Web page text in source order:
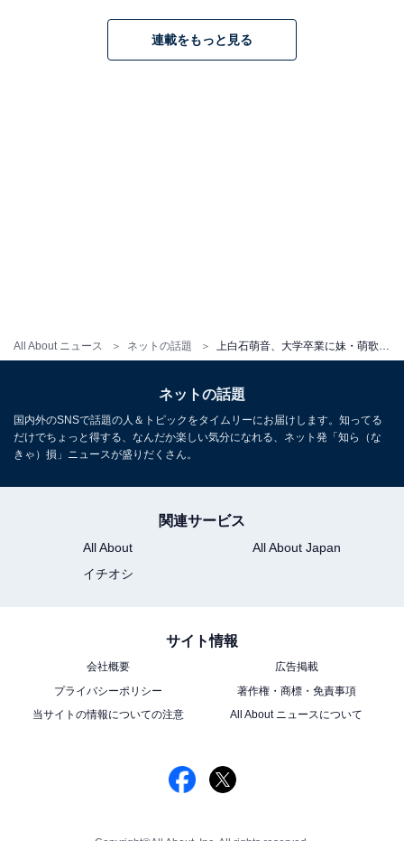
All About ニュース ネットの話題 上白石萌音、大学卒業に妹・萌歌「夢みたいだねえ」。西田尚美「お父ちゃんとも一緒にお祝いしてぇなぁ」
連載をもっと見る
ネットの話題
国内外のSNSで話題の人＆トピックをタイムリーにお届けします。知ってる
だけでちょっと得する、なんだか楽しい気分になれる、ネット発「知ら（な
きゃ）損」ニュースが盛りだくさん。
関連サービス
All About
All About Japan
イチオシ
サイト情報
会社概要
広告掲載
プライバシーポリシー
著作権・商標・免責事項
当サイトの情報についての注意
All About ニュースについて